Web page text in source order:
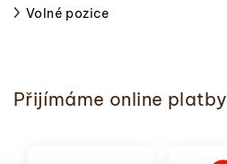
Volné pozice
Přijímáme online platby